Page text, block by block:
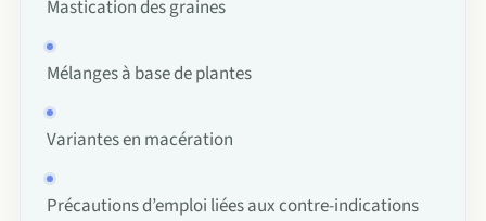
Mastication des graines
Mélanges à base de plantes
Variantes en macération
Précautions d’emploi liées aux contre-indications